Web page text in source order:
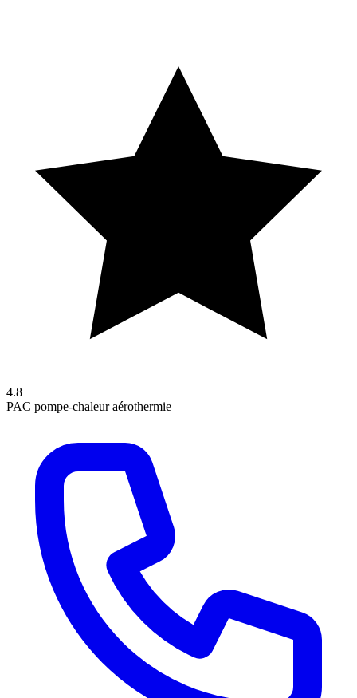
4.8
PAC pompe-chaleur aérothermie